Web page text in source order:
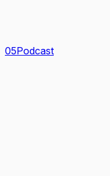
05Podcast